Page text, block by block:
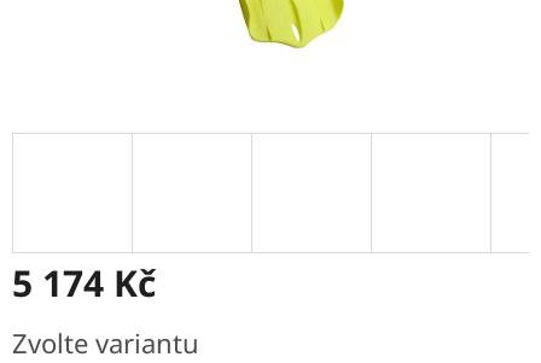
5 174 Kč
cena:
Zvolte variantu